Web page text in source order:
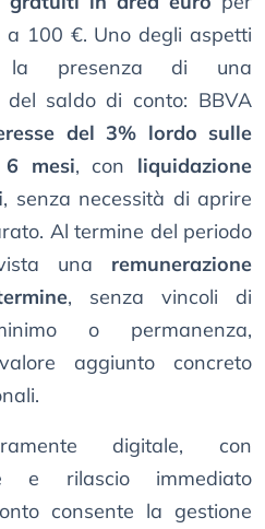
100 €. Uno degli aspetti
presenza di una
del saldo di conto: BBVA
del 3% lordo sulle
mesi, con liquidazione
, senza necessità di aprire
Al termine del periodo
una remunerazione
, senza vincoli di
o permanenza,
aggiunto concreto
digitale, con
e rilascio immediato
consente la gestione